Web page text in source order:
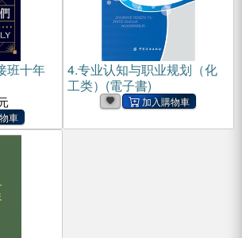
班十年
4.专业认知与职业规划（化
工类）(電子書)